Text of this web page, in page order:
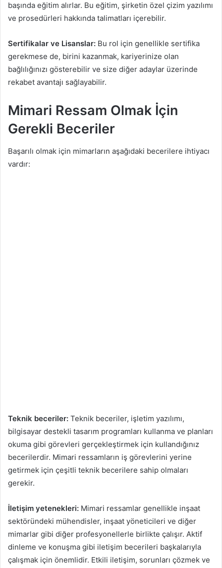
başında eğitim alırlar. Bu eğitim, şirketin özel çizim yazılımı
ve prosedürleri hakkında talimatları içerebilir.
Sertifikalar ve Lisanslar: Bu rol için genellikle sertifika
gerekmese de, birini kazanmak, kariyerinize olan
bağlılığınızı gösterebilir ve size diğer adaylar üzerinde
rekabet avantajı sağlayabilir.
Mimari Ressam Olmak İçin
Gerekli Beceriler
Başarılı olmak için mimarların aşağıdaki becerilere ihtiyacı
vardır:
Teknik beceriler: Teknik beceriler, işletim yazılımı,
bilgisayar destekli tasarım programları kullanma ve planları
okuma gibi görevleri gerçekleştirmek için kullandığınız
becerilerdir. Mimari ressamların iş görevlerini yerine
getirmek için çeşitli teknik becerilere sahip olmaları
gerekir.
İletişim yetenekleri: Mimari ressamlar genellikle inşaat
sektöründeki mühendisler, inşaat yöneticileri ve diğer
mimarlar gibi diğer profesyonellerle birlikte çalışır. Aktif
dinleme ve konuşma gibi iletişim becerileri başkalarıyla
çalışmak için önemlidir. Etkili iletişim, sorunları çözmek ve